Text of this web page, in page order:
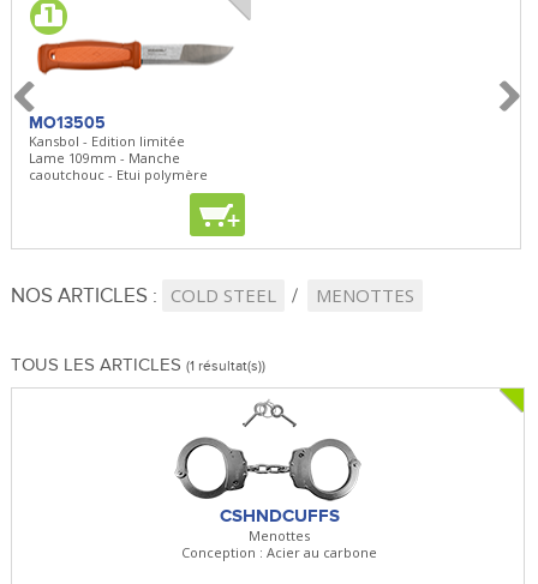
MO13505
Kansbol - Edition limitée
Lame 109mm - Manche
caoutchouc - Etui polymère
+
NOS ARTICLES : COLD STEEL MENOTTES
TOUS LES ARTICLES (1 résultat(s))
CSHNDCUFFS
Menottes
Conception : Acier au carbone